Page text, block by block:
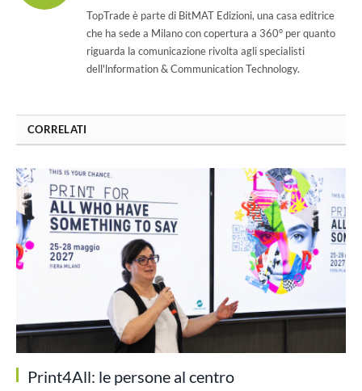
TopTrade è parte di BitMAT Edizioni, una casa editrice
che ha sede a Milano con copertura a 360° per quanto
riguarda la comunicazione rivolta agli specialisti
dell'lnformation & Communication Technology.
CORRELATI
Print4All: le persone al centro